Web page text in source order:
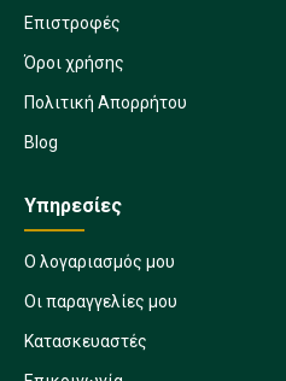
Επιστροφές
Όροι χρήσης
Πολιτική Απορρήτου
Blog
Υπηρεσίες
Ο λογαριασμός μου
Οι παραγγελίες μου
Κατασκευαστές